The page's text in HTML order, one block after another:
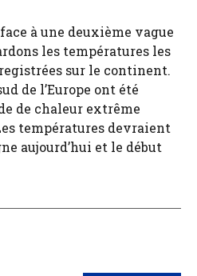
à une deuxième vague
les températures les
sur le continent.
de l’Europe ont été
de chaleur extrême
températures devraient
aujourd’hui et le début